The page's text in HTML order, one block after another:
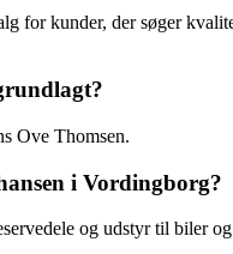
for kunder, der søger
Ove Thomsen.
i Vordingborg?
og udstyr til biler